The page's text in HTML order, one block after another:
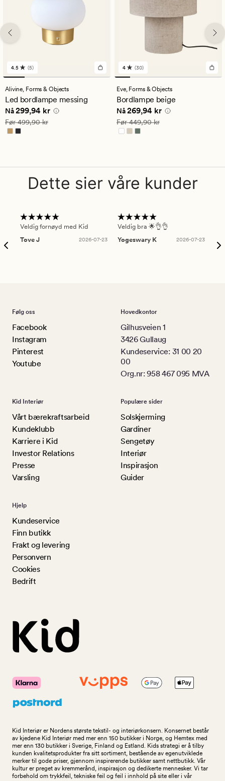
5
anmeldelser
med
en
gjennomsnittlig
vurdering
på
4.5
4.5 (5)
Alivine, Forms & Objects
Led bordlampe messing
Nåværende pris
Nå299,94 kr
Vanlig pris 499,90 kr
Før499,90 kr
30
anmeldelser
med
en
gjennomsnittlig
vurdering
på
4
4 (30)
Eve, Forms & Objects
Bordlampe beige
Nåværende pris
Nå269,94 kr
Vanlig pris 449,90 kr
Før449,90 kr
Dette sier våre kunder
Veldig fornøyd med Kid
Tove J
2026-07-23
Veldig bra 🌟👌👌
Yogeswary K
2026-07-23
Følg oss
Facebook
Instagram
Pinterest
Youtube
Hovedkontor
Gilhusveien 1
3426 Gullaug
Kundeservice: 31 00 20
00
Org.nr: 958 467 095 MVA
Kid Interiør
Vårt bærekraftsarbeid
Kundeklubb
Karriere i Kid
Investor Relations
Presse
Varsling
Populære sider
Solskjerming
Gardiner
Sengetøy
Interiør
Inspirasjon
Guider
Hjelp
Kundeservice
Finn butikk
Frakt og levering
Personvern
Cookies
Bedrift
Kid Interiør er Nordens største tekstil- og interiørkonsern. Konsernet består
av kjedene Kid Interiør med mer enn 150 butikker i Norge, og Hemtex med
mer enn 130 butikker i Sverige, Finland og Estland. Kids strategi er å tilby
kunden kvalitetsprodukter fra sitt sortiment, bestående av egenutviklede
merker til gode priser, gjennom inspirerende butikker samt nettbutikk. Vår
kultur er preget av kremmerånd, inspirasjon og dedikerte mennesker. Vi tar
forbehold om trykkfeil, tekniske feil og feil i innhold på site eller i vår